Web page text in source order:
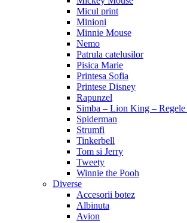
Micul print
Minioni
Minnie Mouse
Nemo
Patrula catelusilor
Pisica Marie
Printesa Sofia
Printese Disney
Rapunzel
Simba – Lion King – Regele
Spiderman
Strumfi
Tinkerbell
Tom si Jerry
Tweety
Winnie the Pooh
Diverse
Accesorii botez
Albinuta
Avion